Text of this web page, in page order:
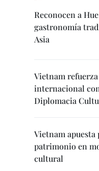
Reconocen a
gastronomía
Asia
Vietnam
internacional
Diplomacia
Vietnam
patrimonio en
cultural